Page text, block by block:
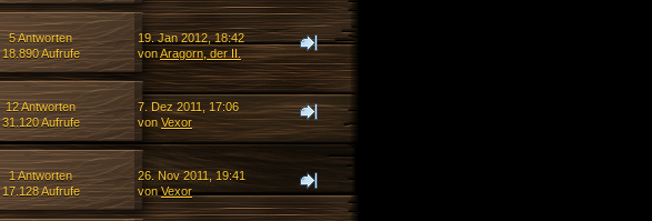
5 Antworten
18.890 Aufrufe
19. Jan 2012, 18:42
vonAragorn, der II.
12 Antworten
31.120 Aufrufe
7. Dez 2011, 17:06
von Vexor
1 Antworten
17.128 Aufrufe
26. Nov 2011, 19:41
vonVexor